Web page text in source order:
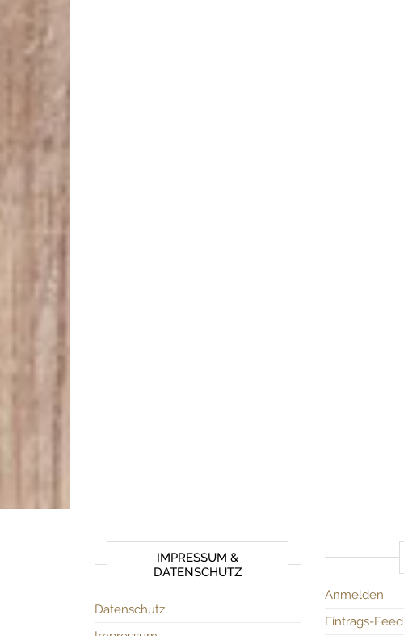
IMPRESSUM &
DATENSCHUTZ
Datenschutz
Anmelden
Eintrags-Feed